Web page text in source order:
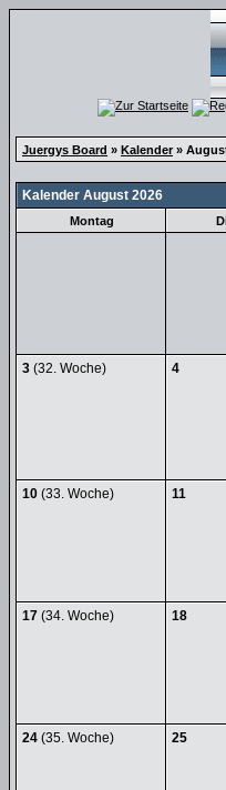
Juergys Board » Kalender»
Kalender August 2026
Montag
3 (32. Woche) 4
10 (33. Woche) 11
17 (34. Woche) 18
24 (35. Woche) 25